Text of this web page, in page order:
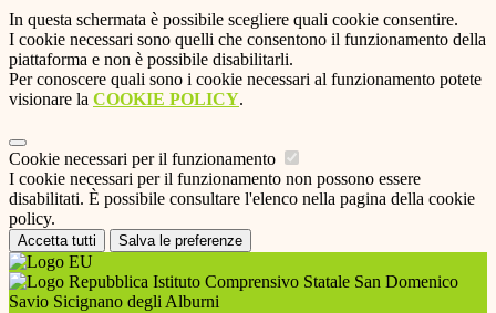
In questa schermata è possibile scegliere quali cookie consentire.
I cookie necessari sono quelli che consentono il funzionamento della
piattaforma e non è possibile disabilitarli.
Per conoscere quali sono i cookie necessari al funzionamento potete
visionare la COOKIE POLICY.
Cookie necessari per il funzionamento
I cookie necessari per il funzionamento non possono essere
disabilitati. È possibile consultare l'elenco nella pagina della cookie
policy.
Accetta tutti Salva le preferenze
Istituto Comprensivo Statale San Domenico
Savio Sicignano degli Alburni